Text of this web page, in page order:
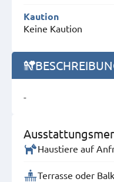
Kaution
Keine Kaution
-
Haustiere auf
Terrasse oder